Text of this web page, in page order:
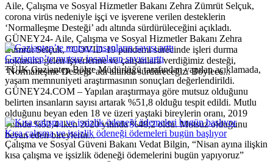
Aile, Çalışma ve Sosyal Hizmetler Bakanı Zehra Zümrüt Selçuk,
corona virüs nedeniyle işçi ve işverene verilen desteklerin
‘Normalleşme Desteği’ adı altında sürdürüleceğini açıkladı.
GÜNEY24- Aile, Çalışma ve Sosyal Hizmetler Bakanı Zehra
Zümrüt Selçuk, “COVID-19 pandemi sürecinde işleri durma
noktasına gelen işyerlerine ve çalışanlara verdiğimiz desteği,
‘Normalleşme Desteği’ adı altında sürdüreceğiz. Böylece...
Gaziantep’te mutsuz insanların sayısı arttı
TÜİK Gaziantep Bölge Müdürlüğü tarafından yapılan açıklamada,
yaşam memnuniyeti araştırmasının sonuçları değerlendirildi.
GÜNEY24.COM – Yapılan araştırmaya göre mutsuz olduğunu
belirten insanların sayısı artarak %51,8 olduğu tespit edildi. Mutlu
olduğunu beyan eden 18 ve üzeri yaştaki bireylerin oranı, 2019
yılında %52,4 iken 2020 yılında %48,2 oldu. Mutsuz olduğunu
beyan eden bireylerin...
Kısa çalışma ve işsizlik ödeneği ödemeleri bugün başlıyor
Çalışma ve Sosyal Güveni Bakanı Vedat Bilgin, “Nisan ayına ilişkin
kısa çalışma ve işsizlik ödeneği ödemelerini bugün yapıyoruz”